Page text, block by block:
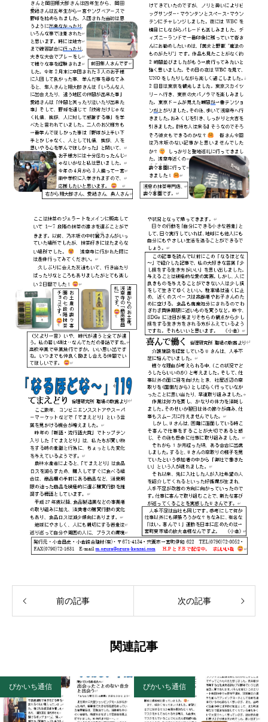
前の記事 次の記事
関連記事
ぴかいち通信 ぴかいち通信